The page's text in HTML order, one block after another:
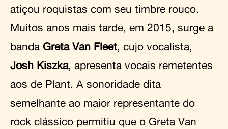
atiçou roquistas com seu timbre rouco.
Muitos anos mais tarde, em 2015, surge a
banda Greta Van Fleet, cujo vocalista,
Josh Kiszka, apresenta vocais remetentes
aos de Plant. A sonoridade dita
semelhante ao maior representante do
rock clássico permitiu que o Greta Van